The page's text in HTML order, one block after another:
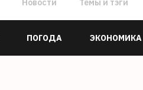
Новости Темы и тэги
ПОГОДА ЭКОНОМИКА